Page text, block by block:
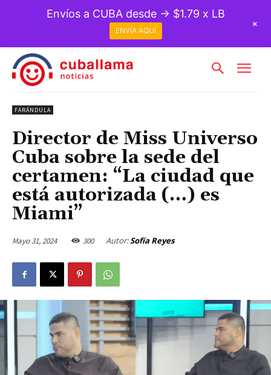
FARÁNDULA
Director de Miss Universo
Cuba sobre la sede del
certamen: “La ciudad que
está autorizada (…) es
Miami”
Mayo 31, 2024 300 Autor:Sofía Reyes
Envíos a CUBA desde → $1.79 x LB
ENVÍA AQUÍ
+